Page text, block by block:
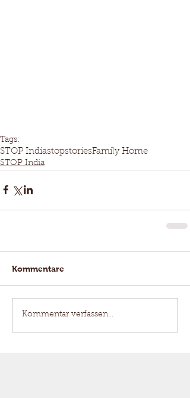
Tags:
STOP IndiastopstoriesFamily Home
STOP India
Kommentare
Kommentar verfassen...